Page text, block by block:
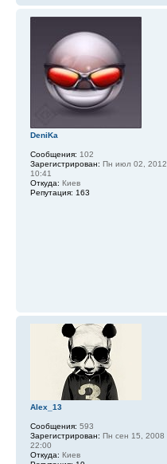
DeniKa
Сообщения: 102
Зарегистрирован: Пн июл 02, 2012
10:41
Откуда: Киев
Репутация: 163
Alex_13
Сообщения: 593
Зарегистрирован: Пн сен 15, 2008
22:00
Откуда: Киев